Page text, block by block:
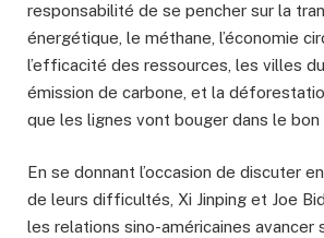
responsabilité de se pencher sur la
énergétique, le méthane, l’économie
l’efficacité des ressources, les villes
émission de carbone, et la
que les lignes vont bouger dans le bon
En se donnant l’occasion de discuter
de leurs difficultés, Xi Jinping et Joe
les relations sino-américaines avancer